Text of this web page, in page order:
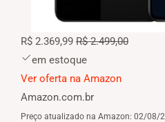
R$ 2.369,99 R$ 2.499,00
em estoque
Ver oferta na Amazon
Amazon.com.br
Preço atualizado na Amazon: 02/08/